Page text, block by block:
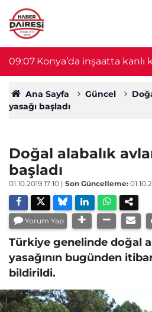
09:07 Konya’da inşaatta kanlı
1 kişi taşla yaralandı
Ana Sayfa Güncel
yasağı başladı
Doğal alabalık
başladı
01.10.2019 17:10 | Son Güncelleme:
Yorum Yap
Türkiye genelinde doğal
yasağının bugünden
bildirildi.